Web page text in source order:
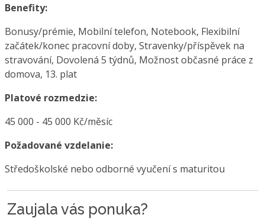
Benefity:
Bonusy/prémie, Mobilní telefon, Notebook, Flexibilní
začátek/konec pracovní doby, Stravenky/příspěvek na
stravování, Dovolená 5 týdnů, Možnost občasné práce z
domova, 13. plat
Platové rozmedzie:
45 000 - 45 000 Kč/měsíc
Požadované vzdelanie:
Středoškolské nebo odborné vyučení s maturitou
Zaujala vás ponuka?